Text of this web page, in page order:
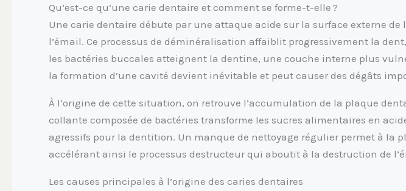
Qu’est-ce qu’une carie dentaire et comment se forme-t-elle ?
Une carie dentaire débute par une attaque acide sur la surface externe
l’émail. Ce processus de déminéralisation affaiblit progressivement la
les bactéries buccales atteignent la dentine, une couche interne plus
la formation d’une cavité devient inévitable et peut causer des dégâts
À l’origine de cette situation, on retrouve l’accumulation de la plaque
collante composée de bactéries transforme les sucres alimentaires en
agressifs pour la dentition. Un manque de nettoyage régulier permet à la
accélérant ainsi le processus destructeur qui aboutit à la destruction de
Les causes principales à l’origine des caries dentaires